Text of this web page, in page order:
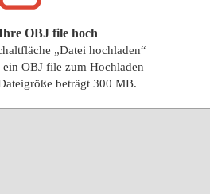
OBJ file hoch
„Datei hochladen“
OBJ file zum Hochladen
beträgt 300 MB.